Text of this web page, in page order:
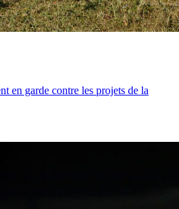
en garde contre les projets de la